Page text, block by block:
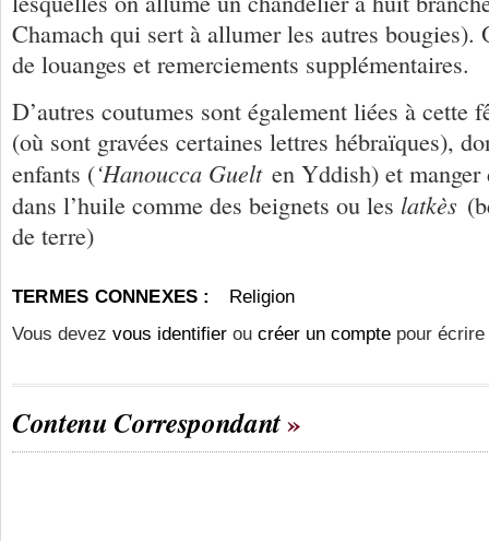
Chamach qui sert à allumer les autres bougies).
de louanges et remerciements supplémentaires.
D’autres coutumes sont également liées à cette
(où sont gravées certaines lettres hébraïques),
enfants (‘Hanoucca Guelt en Yddish) et
dans l’huile comme des beignets ou les latkès
de terre)
TERMES CONNEXES :
Religion
Vous devez vous identifier ou créer un compte pour
Contenu Correspondant